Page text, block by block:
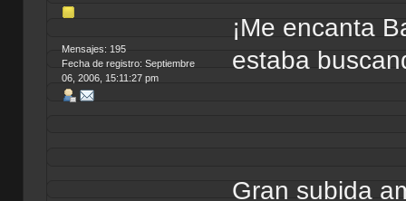
Mensajes: 195
Fecha de registro: Septiembre
06, 2006, 15:11:27 pm
¡Me encanta
estaba
Gran subida